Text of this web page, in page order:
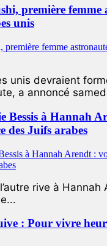
première femme
unis
unis devraient
a annoncé
Bessis à Hannah
des Juifs arabes
rive à Hannah
: Pour vivre